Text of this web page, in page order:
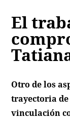
El
Otro de los
trayectoria de
vinculación